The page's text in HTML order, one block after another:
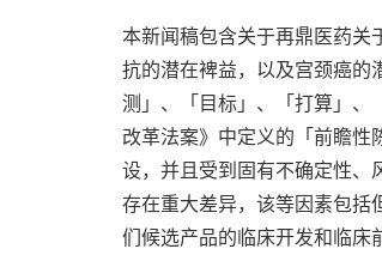
本新闻稿包含关于再鼎医药关
抗的潜在裨益，以及宫颈癌的
测」、「目标」、「打算」、
改革法案》中定义的「前瞻
设，并且受到固有不确定性、
存在重大差异，该等因素包括
们候选产品的临床开发和临床